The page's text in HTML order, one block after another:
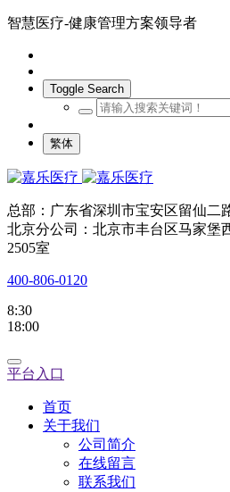
智慧医疗-健康管理方案领导者
Toggle Search
繁体
总部：广东省深圳市宝安区留仙二
北京分公司：北京市丰台区马家堡
2505室
400-806-0120
8:30
18:00
平台入口
首页
关于我们
公司简介
在线留言
联系我们